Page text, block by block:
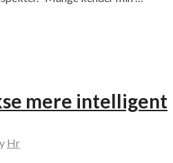
mere intelligent
Hr